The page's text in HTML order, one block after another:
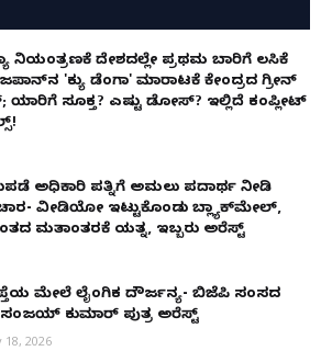
ನಿಯಂತ್ರಣಕ್ಕೆ ದೇಶದಲ್ಲೇ ಪ್ರಥಮ ಬಾರಿಗೆ ಲಸಿಕೆ
'ಕ್ಯು ಡೆಂಗಾ' ಮಾರಾಟಕ್ಕೆ ಕೇಂದ್ರದ ಗ್ರೀನ್
ಯಾರಿಗೆ ಸೂಕ್ತ? ಎಷ್ಟು ಡೋಸ್? ಇಲ್ಲಿದೆ ಕಂಪ್ಲೀಟ್
ಅಧಿಕಾರಿ ಪತ್ನಿಗೆ ಅಮಲು ಪದಾರ್ಥ ನೀಡಿ
ವೀಡಿಯೋ ಇಟ್ಟುಕೊಂಡು ಬ್ಲ್ಯಾಕ್‌ಮೇಲ್,
ಮತಾಂತರಕ್ಕೆ ಯತ್ನ, ಇಬ್ಬರು ಅರೆಸ್ಟ್
ಮೇಲೆ ಲೈಂಗಿಕ ದೌರ್ಜನ್ಯ- ಬಿಜೆಪಿ ಸಂಸದ
ಕುಮಾರ್ ಪುತ್ರ ಅರೆಸ್ಟ್
18, 2026